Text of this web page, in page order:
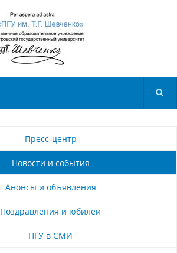
Пресс-центр
Новости и события
Анонсы и объявления
Поздравления и юбилеи
ПГУ в СМИ